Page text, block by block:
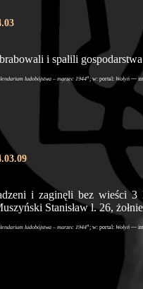
i spalili
ludobójstwa – marzec 1944”; w: portal: Wołyń—
i zaginęli bez wieści 3
Stanisław l. 26,
ludobójstwa – marzec 1944”; w: portal: Wołyń—